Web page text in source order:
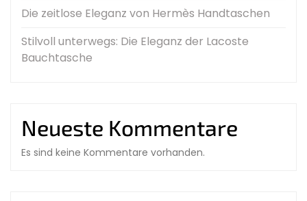
Die zeitlose Eleganz von Hermès Handtaschen
Stilvoll unterwegs: Die Eleganz der Lacoste
Bauchtasche
Neueste Kommentare
Es sind keine Kommentare vorhanden.